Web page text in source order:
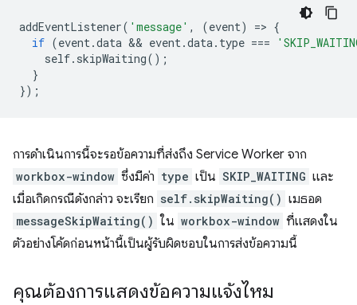
addEventListener( 'message' , (event) => {
if (event.data && event.data. type ===
self. skipWaiting();
}
});
การดำเนินการนี้จะรอข้อความที่ส่งถึง Service Worker จาก
workbox-window ซึ่งมีค่า type เป็น SKIP_WAITING และ
เมื่อเกิดกรณีดังกล่าว จะเรียก self.skipWaiting() เมธอด
messageSkipWaiting() ใน workbox-window ที่แสดงใน
ตัวอย่างโค้ดก่อนหน้านี้เป็นผู้รับผิดชอบในการส่งข้อความนี้
คุณต้องการแสดงข้อความแจ้งไหม